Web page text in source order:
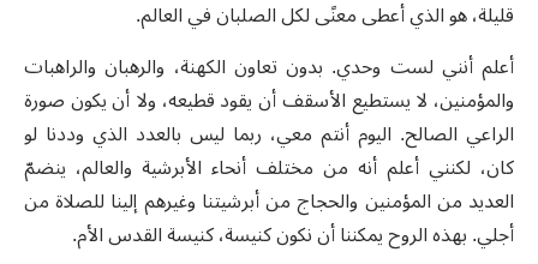
قليلة، هو الذي أعطى معنًى لكل الصلبان في العالم.
أعلم أنني لست وحدي. بدون تعاون الكهنة، والرهبان والراهبات
والمؤمنين، لا يستطيع الأسقف أن يقود قطيعه، ولا أن يكون صورة
الراعي الصالح. اليوم أنتم معي، ربما ليس بالعدد الذي وددنا لو
كان، لكنني أعلم أنه من مختلف أنحاء الأبرشية والعالم، ينضمّ
العديد من المؤمنين والحجاج من أبرشيتنا وغيرهم إلينا للصلاة من
أجلي. بهذه الروح يمكننا أن نكون كنيسة، كنيسة القدس الأم.